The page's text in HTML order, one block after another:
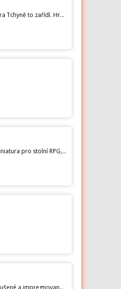
Z důvodu nevyužívání prodám sadu 2 společenských her. Set obsahuje možnost dvou her - Manželství hrou (určeny pro zábavu ve dvou) a další hra Tchyně to zařídí. Hra je téměř nová (rozbalena a využita 2x) V případě zájmu osobní odběr na Dobříši, nebo zasílám poštou/balíkovnou +90,- Kč. Pro vážné zájemce a rychlejší komunikaci preferujte prosím komunikaci přes SMS/tel. - . Děkuji za zájem. Andrea Müllerová
WarGaming Pirates Crew SHIP AHOY! Při nákupu vyberte velikost a model figurky. Prosím o napsání do poznámky. Resin 4K Print DnD PREMIUM miniatura pro stolní RPG, wargaming a sběratelství. Resinové výtisky vysoké kvality tisk ve 4K. Dáváme si záležet na odstranění jakýchkoli stop po tisku, takže čištění bude minimální. Cena za 32mm : 199 Kč Cena za 72mm : 490 Kč ( Materiál: Resin 4K. (převážně šedá) ROZMĚRY: 32 mm/72 mm Figurínky nejsou malované. Nejlepší kvalitu na CZ trhu. 3D modely, které používám, jsou vyrobeny společností Loot-Studios warhammer , miniatures , minis , dnd figurine, dnd miniatures
Nabízím k prodeji VELICE PRECIZNĚ A LUXUSNĚ zhotovenou švédskou hru Kubb. Hrací prvky jsou vyrobeny z vysušeného buku, dvakrát jemně broušené a impregnované všechny strany. PROSTĚ DOKONALE VYMAZLENÉ. Možnost výběru z několika provedení. V balení naleznete hrací hranolky a kolíky, krále, zatloukací paličku, šňůrku k vymezení hracího pole, textilní tašku a pravidla hry. Pro více informací pište.